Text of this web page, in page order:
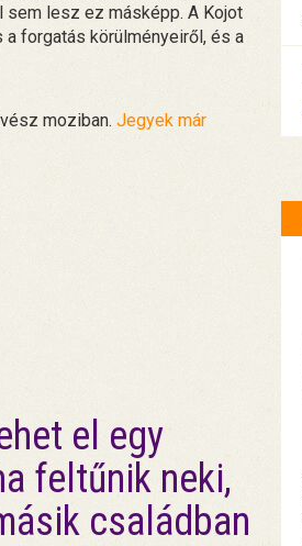
lesz ez másképp. A Kojot
forgatás körülményeiről, és a
moziban. Jegyek már
el egy
feltűnik neki,
családban